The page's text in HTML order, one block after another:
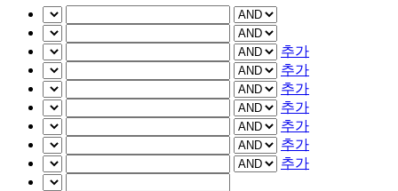
추가
추가
추가
추가
추가
추가
추가